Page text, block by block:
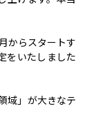
月からスタートす
をいたしました
域」が大きなテ